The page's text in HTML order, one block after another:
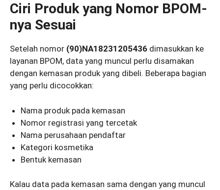
Ciri Produk yang Nomor BPOM-
nya Sesuai
Setelah nomor (90)NA18231205436 dimasukkan ke
layanan BPOM, data yang muncul perlu disamakan
dengan kemasan produk yang dibeli. Beberapa bagian
yang perlu dicocokkan:
Nama produk pada kemasan
Nomor registrasi yang tercetak
Nama perusahaan pendaftar
Kategori kosmetika
Bentuk kemasan
Kalau data pada kemasan sama dengan yang muncul